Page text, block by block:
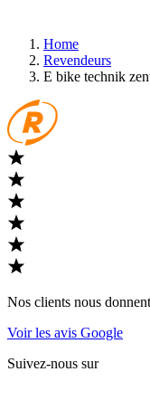
Home
Revendeurs
E bike technik
Nos clients nous
Voir les avis Google
Suivez-nous sur